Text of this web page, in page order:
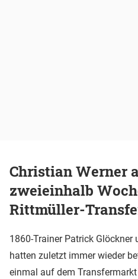
Christian Werner
zweieinhalb
Rittmüller-
1860-Trainer Patrick Glöckner
hatten zuletzt immer wieder
einmal auf dem